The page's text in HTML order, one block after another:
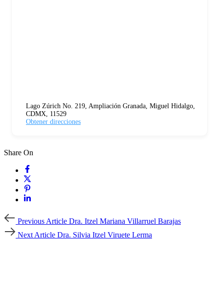
Lago Zúrich No. 219, Ampliación Granada, Miguel Hidalgo,
CDMX, 11529
Obtener direcciones
Share On
Previous
ArticlePrevious Article Dra. Itzel Mariana Villarruel Barajas
Next
ArticleNext Article Dra. Silvia Itzel Viruete Lerma